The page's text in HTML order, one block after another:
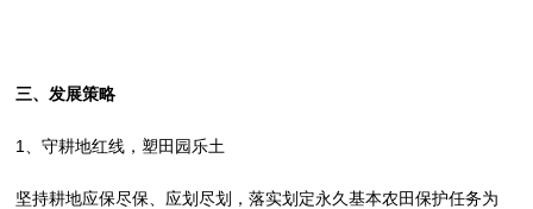
三、发展策略
1、守耕地红线，塑田园乐土
坚持耕地应保尽保、应划尽划，落实划定永久基本农田保护任务为